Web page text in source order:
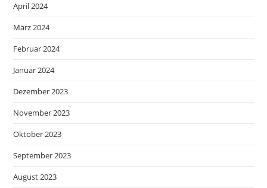
April 2024
März 2024
Februar 2024
Januar 2024
Dezember 2023
November 2023
Oktober 2023
September 2023
August 2023